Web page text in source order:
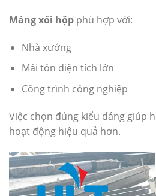
Máng xối hộp phù hợp với:
Nhà xưởng
Mái tôn diện tích lớn
Công trình công nghiệp
Việc chọn đúng kiểu dáng giúp
hoạt động hiệu quả hơn.